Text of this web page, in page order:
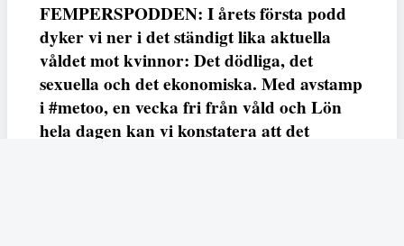
FEMPERSPODDEN: I årets första podd
dyker vi ner i det ständigt lika aktuella
våldet mot kvinnor: Det dödliga, det
sexuella och det ekonomiska. Med avstamp
i #metoo, en vecka fri från våld och Lön
hela dagen kan vi konstatera att det